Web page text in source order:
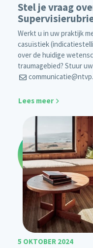
Stel je vraag
Werkt u in uw praktijk
casuïstiek
over de huidige
traumagebied? Stuur
Lees meer
5 OKTOBER 2024